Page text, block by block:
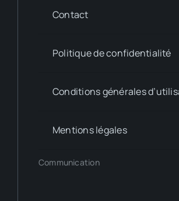
Contact
Politique de confidentialité
Conditions générales
Mentions légales
Communication